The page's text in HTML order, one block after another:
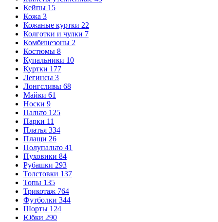
Кейпы 15
Кожа 3
Кожаные куртки 22
Колготки и чулки 7
Комбинезоны 2
Костюмы 8
Купальники 10
Куртки 177
Легинсы 3
Лонгсливы 68
Майки 61
Носки 9
Пальто 125
Парки 11
Платья 334
Плащи 26
Полупальто 41
Пуховики 84
Рубашки 293
Толстовки 137
Топы 135
Трикотаж 764
Футболки 344
Шорты 124
Юбки 290